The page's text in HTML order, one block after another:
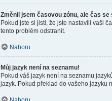
Změnil jsem časovou zónu, ale čas
Pokud jste si jisti, že jste nastavili vaši
tento problém odstranit.
Nahoru
Můj jazyk není na seznamu!
Pokud váš jazyk není na seznamu
jazyk. Pokud překlad do vašeho jazyku